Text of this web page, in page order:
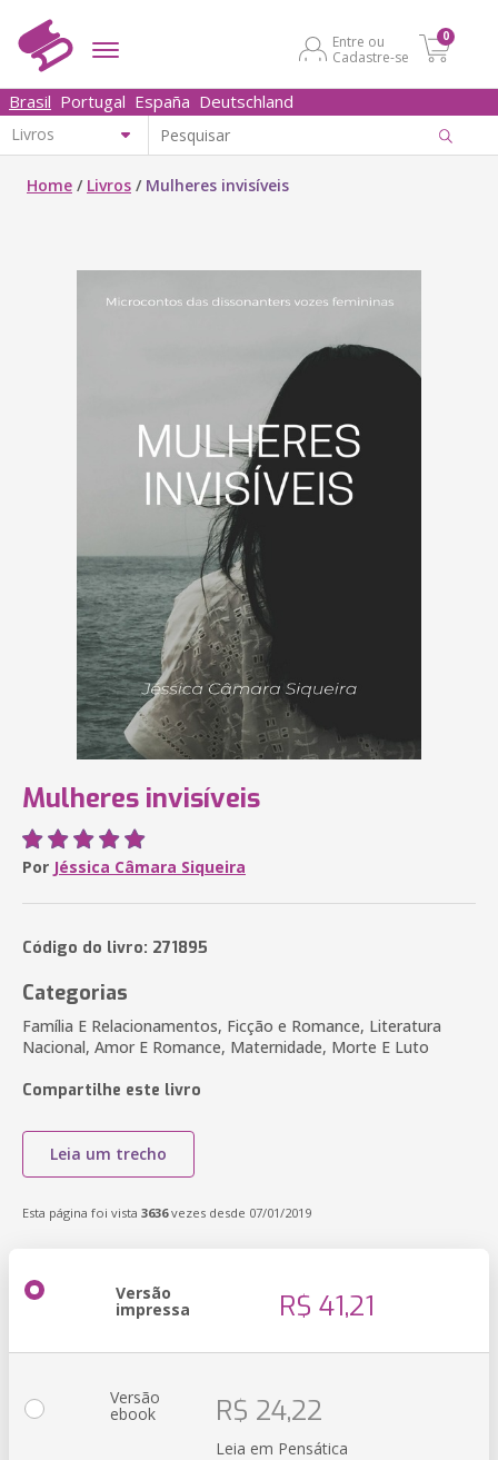
Entre ou
Cadastre-se
0
Brasil Portugal España Deutschland
Home / Livros / Mulheres invisíveis
Mulheres invisíveis
Por Jéssica Câmara Siqueira
Código do livro: 271895
Categorias
Família E Relacionamentos, Ficção e Romance, Literatura
Nacional, Amor E Romance, Maternidade, Morte E Luto
Compartilhe este livro
Leia um trecho
Esta página foi vista 3636vezes desde 07/01/2019
Versão
impressa R$ 41,21
Versão
ebook R$ 24,22
Leia em Pensática